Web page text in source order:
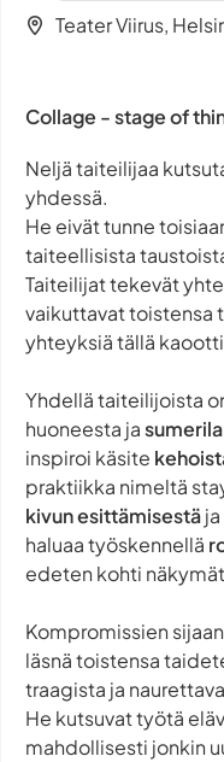
Teater Viirus,
Collage - stage of
Neljä taiteilijaa
yhdessä.
He eivät tunne
taiteellisista
Taiteilijat tekevät
vaikuttavat toistensa
yhteyksiä tällä
Yhdellä taiteilijoista
huoneesta ja
inspiroi käsite
praktiikka nimeltä
kivun esittämisestä
haluaa työskennellä
edeten kohti
Kompromissien
läsnä toistensa
traagista ja
He kutsuvat työtä
mahdollisesti jonkin